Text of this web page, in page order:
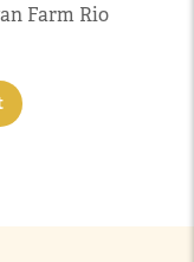
Farm Rio